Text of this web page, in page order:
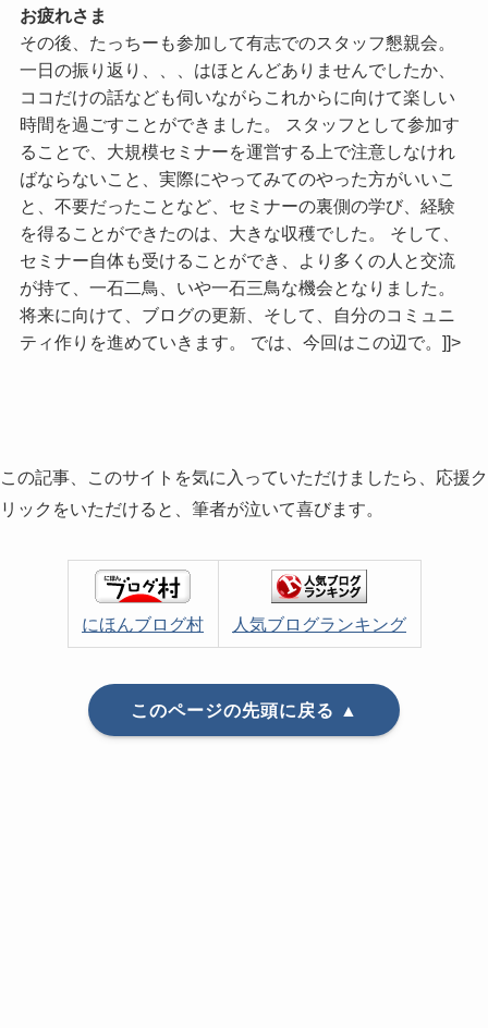
お疲れさま
その後、たっちーも参加して有志でのスタッフ懇親会。
一日の振り返り、、、はほとんどありませんでしたか、
ココだけの話なども伺いながらこれからに向けて楽しい
時間を過ごすことができました。 スタッフとして参加す
ることで、大規模セミナーを運営する上で注意しなけれ
ばならないこと、実際にやってみてのやった方がいいこ
と、不要だったことなど、セミナーの裏側の学び、経験
を得ることができたのは、大きな収穫でした。 そして、
セミナー自体も受けることができ、より多くの人と交流
が持て、一石二鳥、いや一石三鳥な機会となりました。
将来に向けて、ブログの更新、そして、自分のコミュニ
ティ作りを進めていきます。 では、今回はこの辺で。]]>
この記事、このサイトを気に入っていただけましたら、応援ク
リックをいただけると、筆者が泣いて喜びます。
にほんブログ村 人気ブログランキング
このページの先頭に戻る ▲